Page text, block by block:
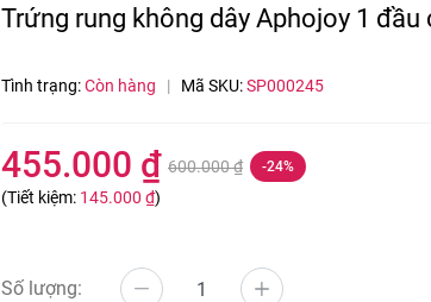
Trứng rung không dây Aphojoy 1 đầu
Tình trạng:Còn hàng | Mã SKU:SP000245
455.000 ₫ 600.000 ₫ -24%
(Tiết kiệm: 145.000 ₫)
Số lượng: